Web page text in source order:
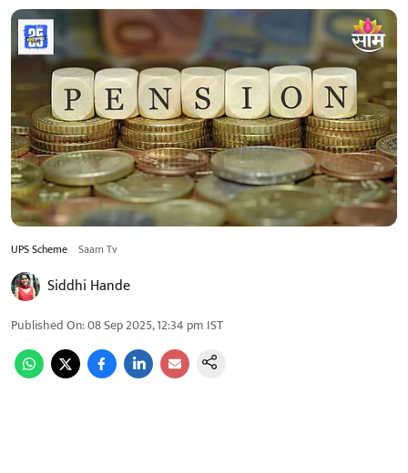
UPS Scheme Saam Tv
Siddhi Hande
Published On:08 Sep 2025, 12:34 pm IST